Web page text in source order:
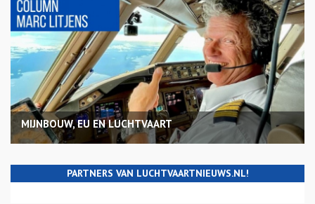
MIJNBOUW, EU EN LUCHTVAART
PARTNERS VAN LUCHTVAARTNIEUWS.NL!